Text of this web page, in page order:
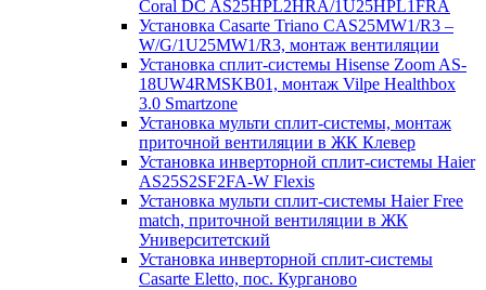
Coral DC AS25HPL2HRA/1U25HPL1FRA
Установка Casarte Triano CAS25MW1/R3 –
W/G/1U25MW1/R3, монтаж вентиляции
Установка сплит-системы Hisense Zoom AS-
18UW4RMSKB01, монтаж Vilpe Healthbox
3.0 Smartzone
Установка мульти сплит-системы, монтаж
приточной вентиляции в ЖК Клевер
Установка инверторной сплит-системы Haier
AS25S2SF2FA-W Flexis
Установка мульти сплит-системы Haier Free
match, приточной вентиляции в ЖК
Университетский
Установка инверторной сплит-системы
Casarte Eletto, пос. Курганово